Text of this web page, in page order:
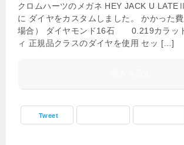
クロムハーツのメガネ HEY JACK U
に ダイヤをカスタムしました。 かかった
場合） ダイヤモンド16石 0.219カラッ
ィ 正規品クラスのダイヤを使用 セッ […]
Tweet